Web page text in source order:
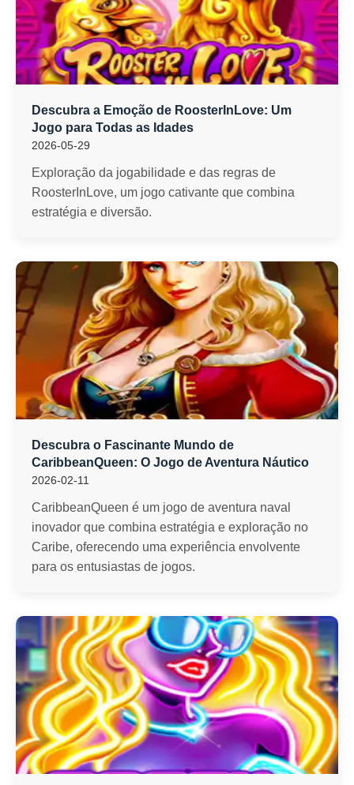
Descubra a Emoção de RoosterInLove: Um
Jogo para Todas as Idades
2026-05-29
Exploração da jogabilidade e das regras de
RoosterInLove, um jogo cativante que combina
estratégia e diversão.
Descubra o Fascinante Mundo de
CaribbeanQueen: O Jogo de Aventura Náutico
2026-02-11
CaribbeanQueen é um jogo de aventura naval
inovador que combina estratégia e exploração no
Caribe, oferecendo uma experiência envolvente
para os entusiastas de jogos.